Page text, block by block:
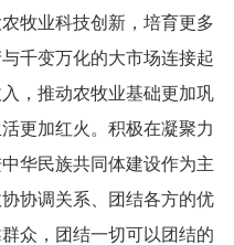
牧业科技创新，培育更多
千变万化的大市场连接起
，推动农牧业基础更加巩
更加红火。积极在凝聚力
华民族共同体建设作为主
协调关系、团结各方的优
众，团结一切可以团结的